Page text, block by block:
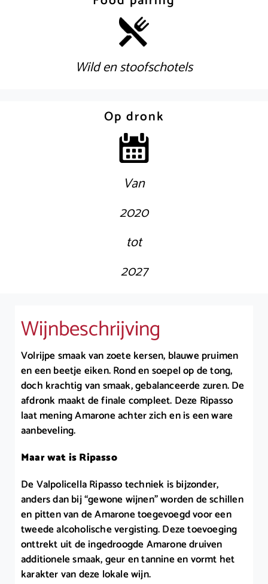
Wild en stoofschotels
Op dronk
Van
2020
tot
2027
Wijnbeschrijving
Volrijpe smaak van zoete kersen, blauwe pruimen
en een beetje eiken. Rond en soepel op de tong,
doch krachtig van smaak, gebalanceerde zuren. De
afdronk maakt de finale compleet. Deze Ripasso
laat mening Amarone achter zich en is een ware
aanbeveling.
Maar wat is Ripasso
De Valpolicella Ripasso techniek is bijzonder,
anders dan bij “gewone wijnen” worden de schillen
en pitten van de Amarone toegevoegd voor een
tweede alcoholische vergisting. Deze toevoeging
onttrekt uit de ingedroogde Amarone druiven
additionele smaak, geur en tannine en vormt het
karakter van deze lokale wijn.